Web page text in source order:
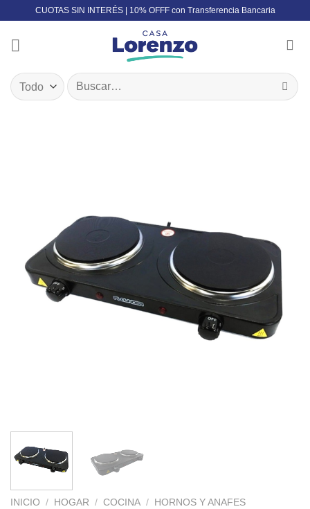
content
CUOTAS SIN INTERÉS | 10% OFFF con Transferencia Bancaria
Buscar
por:
INICIO / HOGAR / COCINA / HORNOS Y ANAFES